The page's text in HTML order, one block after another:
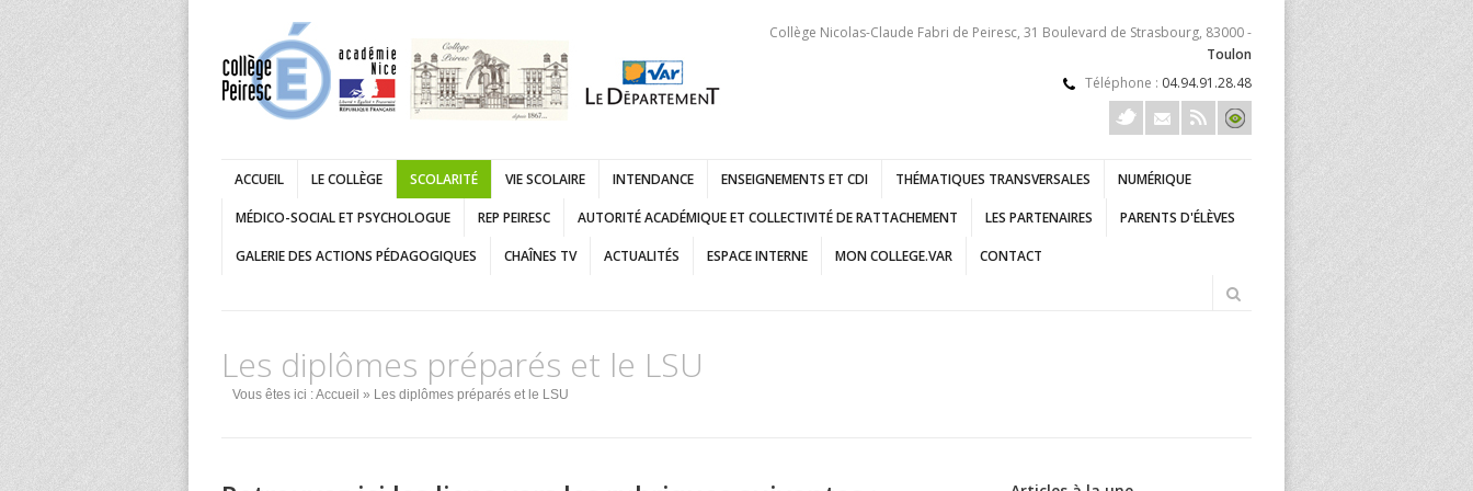
Collège Nicolas-Claude Fabri de Peiresc, 31 Boulevard de Strasbourg, 83000 -
Toulon
Téléphone : 04.94.91.28.48
ACCUEIL LE COLLÈGE SCOLARITÉ VIE SCOLAIRE INTENDANCE ENSEIGNEMENTS ET CDI THÉMATIQUES TRANSVERSALES NUMÉRIQUE
MÉDICO-SOCIAL ET PSYCHOLOGUE REP PEIRESC AUTORITÉ ACADÉMIQUE ET COLLECTIVITÉ DE RATTACHEMENT LES PARTENAIRES PARENTS D'ÉLÈVES
GALERIE DES ACTIONS PÉDAGOGIQUES CHAÎNES TV ACTUALITÉS ESPACE INTERNE MON COLLEGE.VAR CONTACT
Les diplômes préparés et le LSU
Vous êtes ici :Accueil » Les diplômes préparés et le LSU